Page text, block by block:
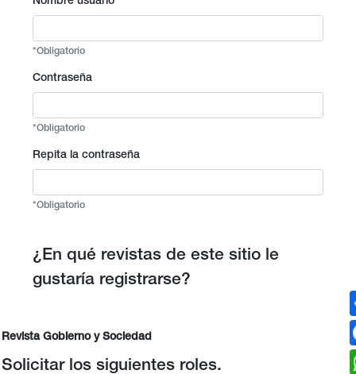
*Obligatorio
Contraseña
*Obligatorio
Repita la contraseña
*Obligatorio
¿En qué revistas de este sitio le
gustaría registrarse?
Revista Gobierno y Sociedad
Solicitar los siguientes roles.